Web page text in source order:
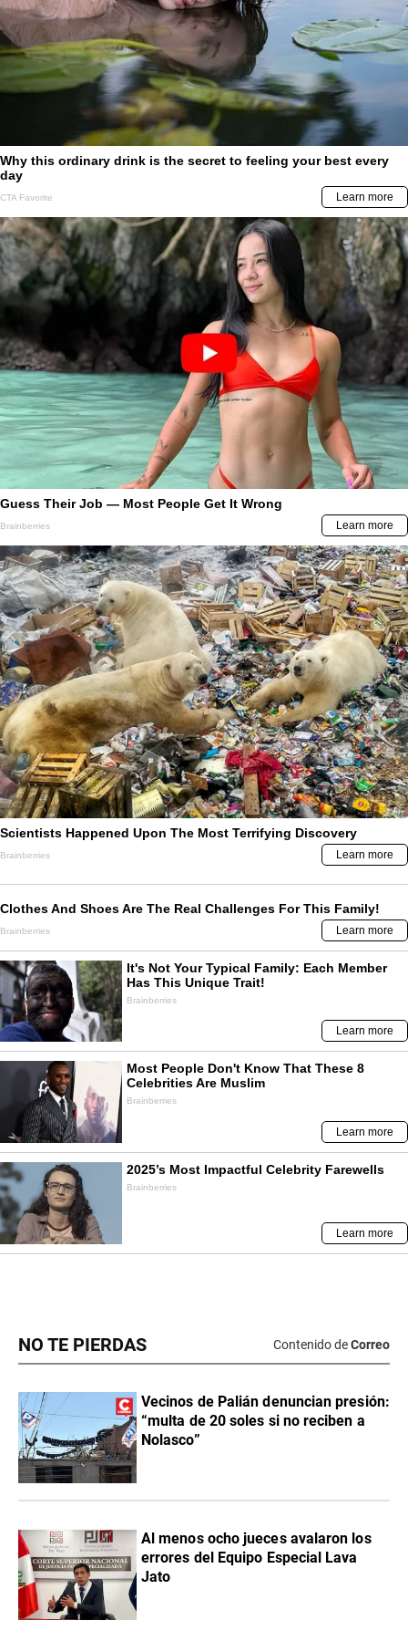
NO TE PIERDAS Contenido deCorreo
Vecinos de Palián denuncian presión:
“multa de 20 soles si no reciben a
Nolasco”
Al menos ocho jueces avalaron los
errores del Equipo Especial Lava
Jato